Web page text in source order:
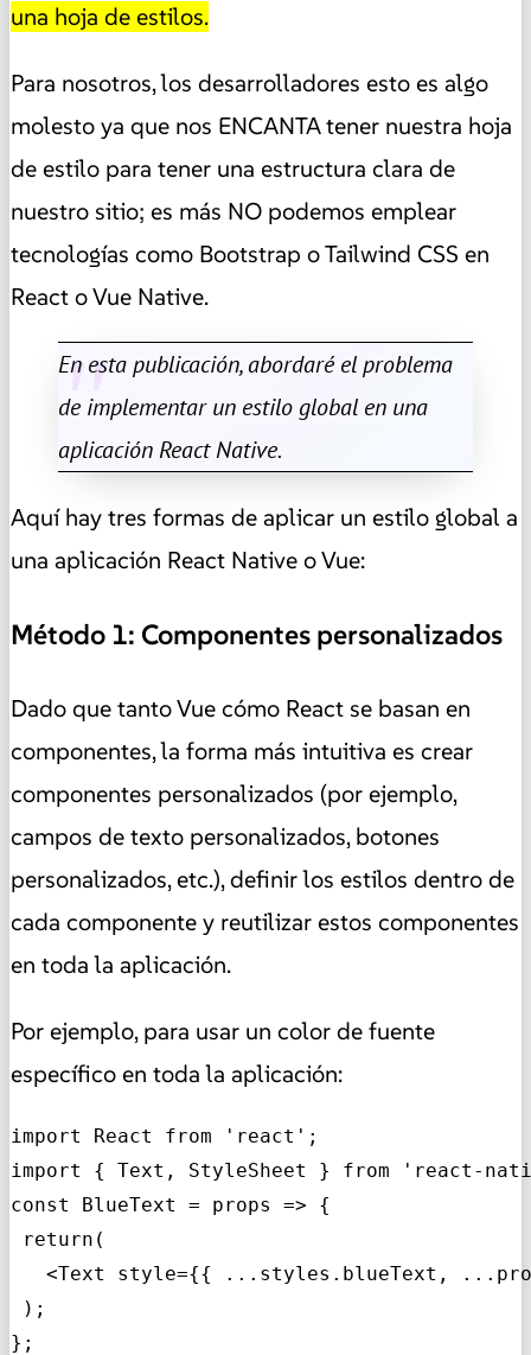
una hoja de estilos.
Para nosotros, los desarrolladores esto es algo
molesto ya que nos ENCANTA tener nuestra hoja
de estilo para tener una estructura clara de
nuestro sitio; es más NO podemos emplear
tecnologías como Bootstrap o Tailwind CSS en
React o Vue Native.
En esta publicación, abordaré el problema
de implementar un estilo global en una
aplicación React Native.
Aquí hay tres formas de aplicar un estilo global a
una aplicación React Native o Vue:
Método 1: Componentes personalizados
Dado que tanto Vue cómo React se basan en
componentes, la forma más intuitiva es crear
componentes personalizados (por ejemplo,
campos de texto personalizados, botones
personalizados, etc.), definir los estilos dentro de
cada componente y reutilizar estos componentes
en toda la aplicación.
Por ejemplo, para usar un color de fuente
específico en toda la aplicación:
import React from 'react';
import { Text, StyleSheet } from 'react-
const BlueText = props => {
return(
<Text style={{ ...styles.blueText,
);
};